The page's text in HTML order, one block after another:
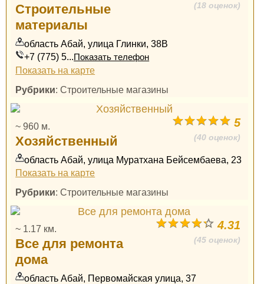
(18 оценок)
Строительные
материалы
область Абай, улица Глинки, 38В
+7 (775) 5...Показать телефон
Показать на карте
Рубрики: Строительные магазины
5
(40 оценок)
~ 960 м.
Хозяйственный
область Абай, улица Муратхана Бейсембаева, 23
Показать на карте
Рубрики: Строительные магазины
4.31
(45 оценок)
~ 1.17 км.
Все для ремонта
дома
область Абай, Первомайская улица, 37